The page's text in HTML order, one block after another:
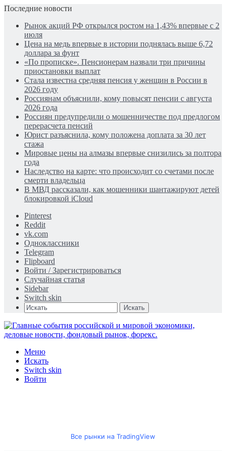
Последние новости
Рынок акций РФ открылся ростом на 1,43% впервые с 2
июля
Цена на медь впервые в истории поднялась выше 6,72
доллара за фунт
«По прописке». Пенсионерам назвали три причины
приостановки выплат
Стала известна средняя пенсия у женщин в России в
2026 году
Россиянам объяснили, кому повысят пенсии с августа
2026 года
Россиян предупредили о мошенничестве под предлогом
перерасчета пенсий
Юрист разъяснила, кому положена доплата за 30 лет
стажа
Мировые цены на алмазы впервые снизились за полтора
года
Наследство на карте: что происходит со счетами после
смерти владельца
В МВД рассказали, как мошенники шантажируют детей
блокировкой iCloud
Pinterest
Reddit
vk.com
Одноклассники
Telegram
Flipboard
Войти / Зарегистрироваться
Случайная статья
Sidebar
Switch skin
Искать
Меню
Искать
Switch skin
Войти
Все рынки на TradingView